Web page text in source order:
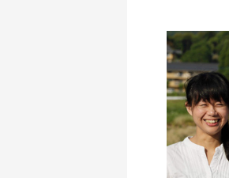
食べられ
おります！
★原木椎茸
て、濃厚
のは子供
ます。
★干し柿：
名な干し